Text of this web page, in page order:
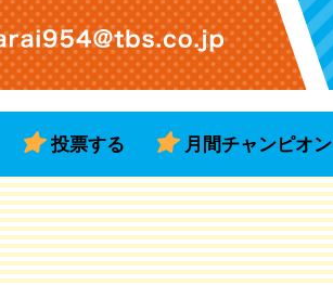
投票する 月間チャンピオン